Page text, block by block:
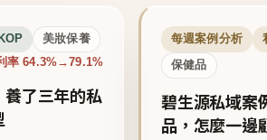
KOP 美妝保養
率 64.3%→79.1%
了三年的私
每週案例分析
保健品
碧生源私域案
品，怎麼一邊